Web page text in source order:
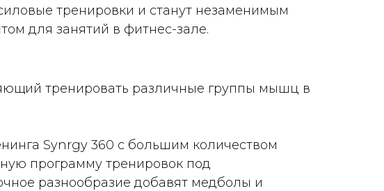
тренировки и станут незаменимым
для занятий в фитнес-зале.
тренировать различные группы мышц в
Synrgy 360 с большим количеством
программу тренировок под
разнообразие добавят медболы и